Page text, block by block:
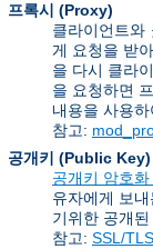
프록시 (Proxy)
클라이언트와
게 요청을 받
을 다시 클라
을 요청하면
내용을 사용
참고:
공개키 (Public Key)
공개키 암호
유자에게 보
기위한 공개된
참고: SSL/